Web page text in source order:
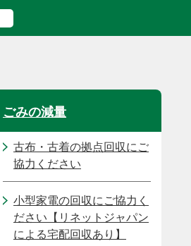
ごみの減量
古布・古着の拠点回収にご
協力ください
小型家電の回収にご協力く
ださい【リネットジャパン
による宅配回収あり】